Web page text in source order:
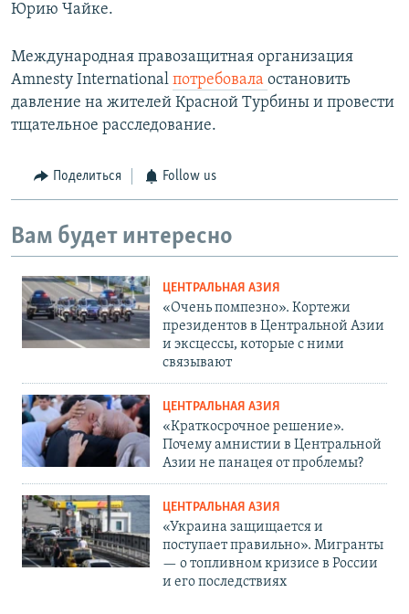
Юрию Чайке.
Международная правозащитная организация
Amnesty International потребовала остановить
давление на жителей Красной Турбины и провести
тщательное расследование.
Поделиться Follow us
Вам будет интересно
ЦЕНТРАЛЬНАЯ АЗИЯ
«Очень помпезно». Кортежи
президентов в Центральной Азии
и эксцессы, которые с ними
связывают
ЦЕНТРАЛЬНАЯ АЗИЯ
«Краткосрочное решение».
Почему амнистии в Центральной
Азии не панацея от проблемы?
ЦЕНТРАЛЬНАЯ АЗИЯ
«Украина защищается и
поступает правильно». Мигранты
— о топливном кризисе в России
и его последствиях